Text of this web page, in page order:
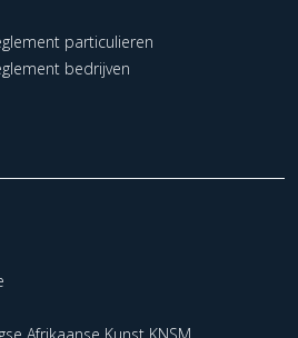
particulieren
bedrijven